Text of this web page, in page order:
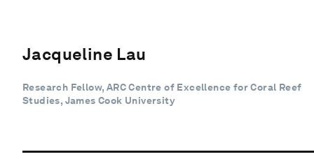
Jacqueline Lau
Research Fellow, ARC Centre of Excellence for Coral Reef
Studies, James Cook University